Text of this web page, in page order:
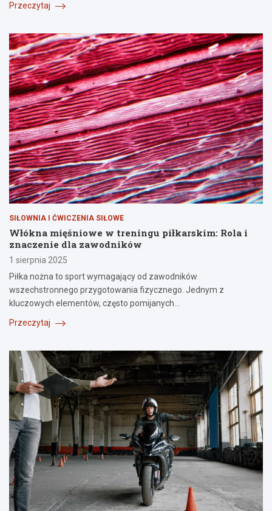
Przeczytaj
SIŁOWNIA I ĆWICZENIA SIŁOWE
Włókna mięśniowe w treningu piłkarskim: Rola i
znaczenie dla zawodników
1 sierpnia 2025
Piłka nożna to sport wymagający od zawodników
wszechstronnego przygotowania fizycznego. Jednym z
kluczowych elementów, często pomijanych…
Przeczytaj